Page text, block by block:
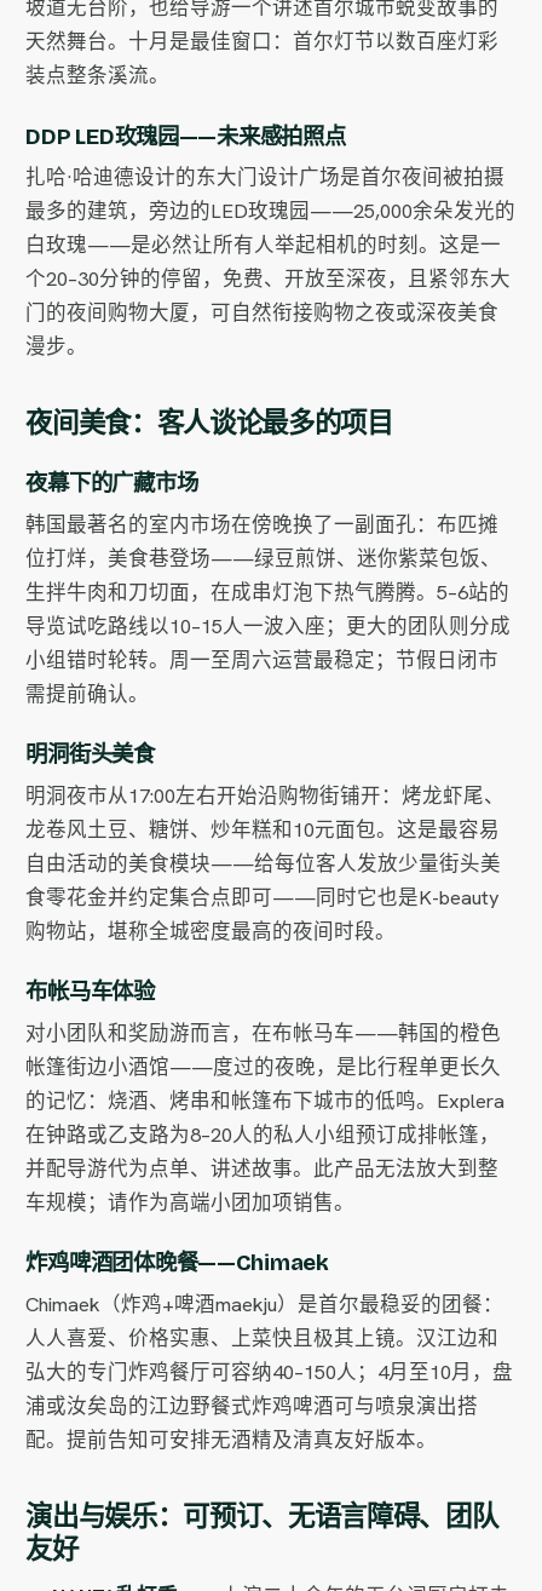
坡道无台阶，也给导游一个讲述首尔城市蜕变故事的
天然舞台。十月是最佳窗口：首尔灯节以数百座灯彩
装点整条溪流。
DDP LED玫瑰园——未来感拍照点
扎哈·哈迪德设计的东大门设计广场是首尔夜间被拍摄
最多的建筑，旁边的LED玫瑰园——25,000余朵发光的
白玫瑰——是必然让所有人举起相机的时刻。这是一
个20–30分钟的停留，免费、开放至深夜，且紧邻东大
门的夜间购物大厦，可自然衔接购物之夜或深夜美食
漫步。
夜间美食：客人谈论最多的项目
夜幕下的广藏市场
韩国最著名的室内市场在傍晚换了一副面孔：布匹摊
位打烊，美食巷登场——绿豆煎饼、迷你紫菜包饭、
生拌牛肉和刀切面，在成串灯泡下热气腾腾。5–6站的
导览试吃路线以10–15人一波入座；更大的团队则分成
小组错时轮转。周一至周六运营最稳定；节假日闭市
需提前确认。
明洞街头美食
明洞夜市从17:00左右开始沿购物街铺开：烤龙虾尾、
龙卷风土豆、糖饼、炒年糕和10元面包。这是最容易
自由活动的美食模块——给每位客人发放少量街头美
食零花金并约定集合点即可——同时它也是K-beauty
购物站，堪称全城密度最高的夜间时段。
布帐马车体验
对小团队和奖励游而言，在布帐马车——韩国的橙色
帐篷街边小酒馆——度过的夜晚，是比行程单更长久
的记忆：烧酒、烤串和帐篷布下城市的低鸣。Explera
在钟路或乙支路为8–20人的私人小组预订成排帐篷，
并配导游代为点单、讲述故事。此产品无法放大到整
车规模；请作为高端小团加项销售。
炸鸡啤酒团体晚餐——Chimaek
Chimaek（炸鸡+啤酒maekju）是首尔最稳妥的团餐：
人人喜爱、价格实惠、上菜快且极其上镜。汉江边和
弘大的专门炸鸡餐厅可容纳40–150人；4月至10月，盘
浦或汝矣岛的江边野餐式炸鸡啤酒可与喷泉演出搭
配。提前告知可安排无酒精及清真友好版本。
演出与娱乐：可预订、无语言障碍、团队
友好